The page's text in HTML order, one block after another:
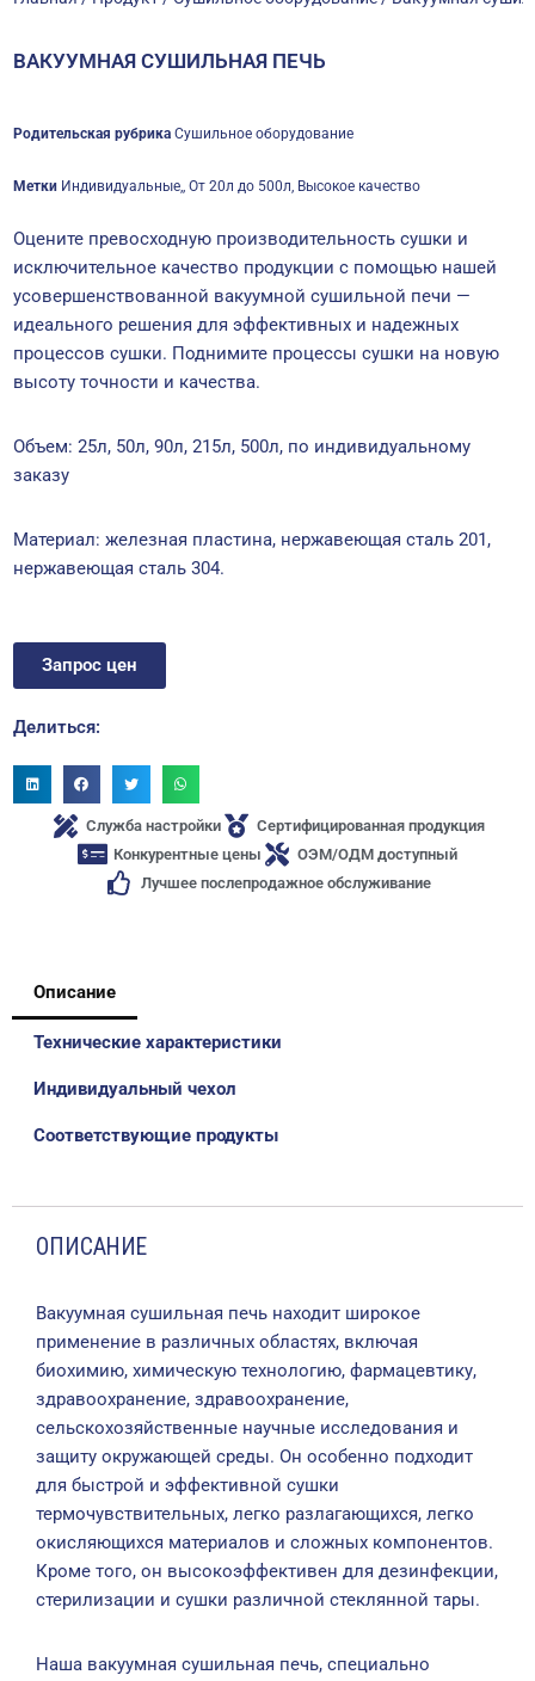
ВАКУУМНАЯ СУШИЛЬНАЯ ПЕЧЬ
Родительская рубрика Сушильное оборудование
Метки Индивидуальные,, От 20л до 500л, Высокое качество
Оцените превосходную производительность сушки и
исключительное качество продукции с помощью нашей
усовершенствованной вакуумной сушильной печи —
идеального решения для эффективных и надежных
процессов сушки. Поднимите процессы сушки на новую
высоту точности и качества.
Объем: 25л, 50л, 90л, 215л, 500л, по индивидуальному
заказу
Материал: железная пластина, нержавеющая сталь 201,
нержавеющая сталь 304.
Запрос цен
Делиться:
Служба настройки
Сертифицированная продукция​
Конкурентные цены
ОЭМ/ОДМ доступный
Лучшее послепродажное обслуживание
Описание
Технические характеристики
Индивидуальный чехол
Соответствующие продукты
ОПИСАНИЕ
Вакуумная сушильная печь находит широкое
применение в различных областях, включая
биохимию, химическую технологию, фармацевтику,
здравоохранение, здравоохранение,
сельскохозяйственные научные исследования и
защиту окружающей среды. Он особенно подходит
для быстрой и эффективной сушки
термочувствительных, легко разлагающихся, легко
окисляющихся материалов и сложных компонентов.
Кроме того, он высокоэффективен для дезинфекции,
стерилизации и сушки различной стеклянной тары.
Наша вакуумная сушильная печь, специально